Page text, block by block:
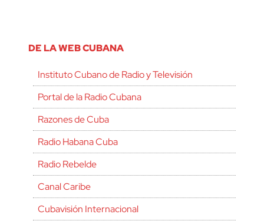
DE LA WEB CUBANA
Instituto Cubano de Radio y Televisión
Portal de la Radio Cubana
Razones de Cuba
Radio Habana Cuba
Radio Rebelde
Canal Caribe
Cubavisión Internacional